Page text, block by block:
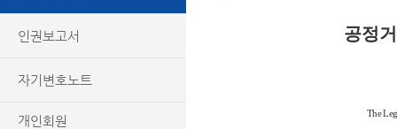
인권보고서
자기변호노트
개인회원
공정
The